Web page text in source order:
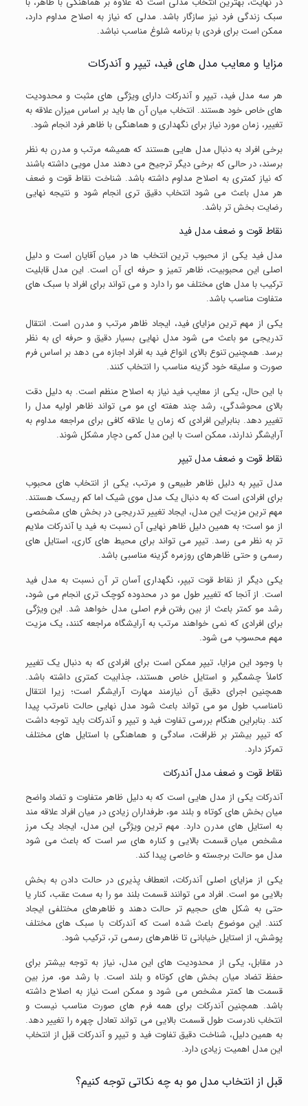
سبک زندگی فرد نیز سازگار باشد. مدلی که نیاز به اصلاح مداوم دارد،
ممکن است برای فردی با برنامه شلوغ مناسب نباشد.
مزایا و معایب مدل های فید، تیپر و آندرکات
هر سه مدل فید، تیپر و آندرکات دارای ویژگی های مثبت و محدودیت
های خاص خود هستند. انتخاب میان آن ها باید بر اساس میزان علاقه به
تغییر، زمان مورد نیاز برای نگهداری و هماهنگی با ظاهر فرد انجام شود.
برخی افراد به دنبال مدل هایی هستند که همیشه مرتب و مدرن به نظر
برسند، در حالی که برخی دیگر ترجیح می دهند مدل مویی داشته باشند
که نیاز کمتری به اصلاح مداوم داشته باشد. شناخت نقاط قوت و ضعف
هر مدل باعث می شود انتخاب دقیق تری انجام شود و نتیجه نهایی
رضایت بخش تر باشد.
نقاط قوت و ضعف مدل فید
مدل فید یکی از محبوب ترین انتخاب ها در میان آقایان است و دلیل
اصلی این محبوبیت، ظاهر تمیز و حرفه ای آن است. این مدل قابلیت
ترکیب با مدل های مختلف مو را دارد و می تواند برای افراد با سبک های
متفاوت مناسب باشد.
یکی از مهم ترین مزایای فید، ایجاد ظاهر مرتب و مدرن است. انتقال
تدریجی مو باعث می شود مدل نهایی بسیار دقیق و حرفه ای به نظر
برسد. همچنین تنوع بالای انواع فید به افراد اجازه می دهد بر اساس فرم
صورت و سلیقه خود گزینه مناسب را انتخاب کنند.
با این حال، یکی از معایب فید نیاز به اصلاح منظم است. به دلیل دقت
بالای محوشدگی، رشد چند هفته ای مو می تواند ظاهر اولیه مدل را
تغییر دهد. بنابراین افرادی که زمان یا علاقه کافی برای مراجعه مداوم به
آرایشگر ندارند، ممکن است با این مدل کمی دچار مشکل شوند.
نقاط قوت و ضعف مدل تیپر
مدل تیپر به دلیل ظاهر طبیعی و مرتب، یکی از انتخاب های محبوب
برای افرادی است که به دنبال یک مدل موی شیک اما کم ریسک هستند.
مهم ترین مزیت این مدل، ایجاد تغییر تدریجی در بخش های مشخصی
از مو است؛ به همین دلیل ظاهر نهایی آن نسبت به فید یا آندرکات ملایم
تر به نظر می رسد. تیپر می تواند برای محیط های کاری، استایل های
رسمی و حتی ظاهرهای روزمره گزینه مناسبی باشد.
یکی دیگر از نقاط قوت تیپر، نگهداری آسان تر آن نسبت به مدل فید
است. از آنجا که تغییر طول مو در محدوده کوچک تری انجام می شود،
رشد مو کمتر باعث از بین رفتن فرم اصلی مدل خواهد شد. این ویژگی
برای افرادی که نمی خواهند مرتب به آرایشگاه مراجعه کنند، یک مزیت
مهم محسوب می شود.
با وجود این مزایا، تیپر ممکن است برای افرادی که به دنبال یک تغییر
کاملاً چشمگیر و استایل خاص هستند، جذابیت کمتری داشته باشد.
همچنین اجرای دقیق آن نیازمند مهارت آرایشگر است؛ زیرا انتقال
نامناسب طول مو می تواند باعث شود مدل نهایی حالت نامرتب پیدا
کند. بنابراین هنگام بررسی تفاوت فید و تیپر و آندرکات باید توجه داشت
که تیپر بیشتر بر ظرافت، سادگی و هماهنگی با استایل های مختلف
تمرکز دارد.
نقاط قوت و ضعف مدل آندرکات
آندرکات یکی از مدل هایی است که به دلیل ظاهر متفاوت و تضاد واضح
میان بخش های کوتاه و بلند مو، طرفداران زیادی در میان افراد علاقه مند
به استایل های مدرن دارد. مهم ترین ویژگی این مدل، ایجاد یک مرز
مشخص میان قسمت بالایی و کناره های سر است که باعث می شود
مدل مو حالت برجسته و خاصی پیدا کند.
یکی از مزایای اصلی آندرکات، انعطاف پذیری در حالت دادن به بخش
بالایی مو است. افراد می توانند قسمت بلند مو را به سمت عقب، کنار یا
حتی به شکل های حجیم تر حالت دهند و ظاهرهای مختلفی ایجاد
کنند. این موضوع باعث شده است که آندرکات با سبک های مختلف
پوشش، از استایل خیابانی تا ظاهرهای رسمی تر، ترکیب شود.
در مقابل، یکی از محدودیت های این مدل، نیاز به توجه بیشتر برای
حفظ تضاد میان بخش های کوتاه و بلند است. با رشد مو، مرز بین
قسمت ها کمتر مشخص می شود و ممکن است نیاز به اصلاح داشته
باشد. همچنین آندرکات برای همه فرم های صورت مناسب نیست و
انتخاب نادرست طول قسمت بالایی می تواند تعادل چهره را تغییر دهد.
به همین دلیل، شناخت دقیق تفاوت فید و تیپر و آندرکات قبل از انتخاب
این مدل اهمیت زیادی دارد.
قبل از انتخاب مدل مو به چه نکاتی توجه کنیم؟